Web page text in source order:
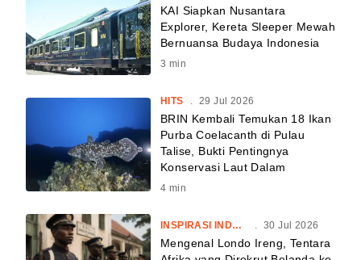
KAI Siapkan Nusantara
Explorer, Kereta Sleeper Mewah
Bernuansa Budaya Indonesia
3 min
HITS . 29 Jul 2026
BRIN Kembali Temukan 18 Ikan
Purba Coelacanth di Pulau
Talise, Bukti Pentingnya
Konservasi Laut Dalam
4 min
INSPIRASI INDONESIA . 30 Jul 2026
Mengenal Londo Ireng, Tentara